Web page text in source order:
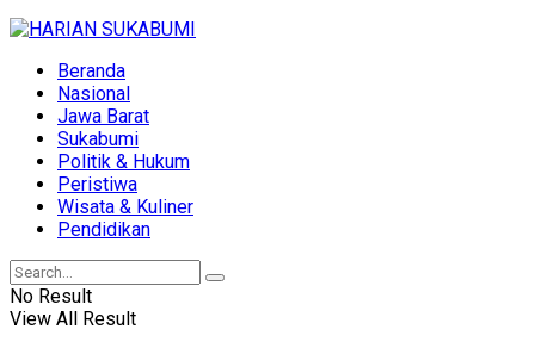
Beranda
Nasional
Jawa Barat
Sukabumi
Politik & Hukum
Peristiwa
Wisata & Kuliner
Pendidikan
No Result
View All Result